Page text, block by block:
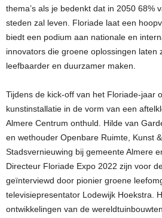
thema’s als je bedenkt dat in 2050 68%
steden zal leven. Floriade laat een
biedt een podium aan nationale en
innovators die groene oplossingen laten
leefbaarder en duurzamer maken.
Tijdens de kick-off van het Floriade-jaar
kunstinstallatie in de vorm van een
Almere Centrum onthuld. Hilde van
en wethouder Openbare Ruimte, Kunst
Stadsvernieuwing bij gemeente Almere
Directeur Floriade Expo 2022 zijn voor
geïnterviewd door pionier groene
televisiepresentator Lodewijk Hoekstra.
ontwikkelingen van de